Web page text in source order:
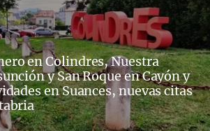
en Colindres, Nuestra
y San Roque en Cayón y
en Suances, nuevas citas